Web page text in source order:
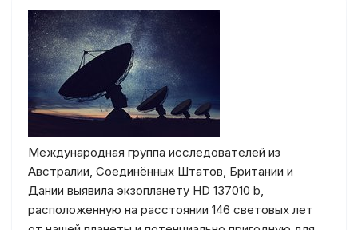
Международная группа исследователей из
Австралии, Соединённых Штатов, Британии и
Дании выявила экзопланету HD 137010 b,
расположенную на расстоянии 146 световых лет